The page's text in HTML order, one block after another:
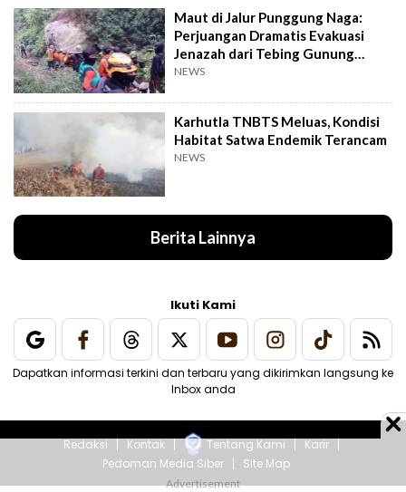
Maut di Jalur Punggung Naga:
Perjuangan Dramatis Evakuasi
Jenazah dari Tebing Gunung
Piramid
NEWS
Karhutla TNBTS Meluas, Kondisi
Habitat Satwa Endemik Terancam
NEWS
Berita Lainnya
Ikuti Kami
Dapatkan informasi terkini dan terbaru yang dikirimkan langsung ke
Inbox anda
Redaksi Kontak Tentang Kami
Karir
Pedoman Media Siber
Site Map